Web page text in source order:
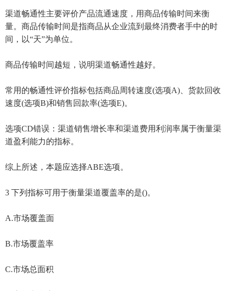
渠道畅通性主要评价产品流通速度，用商品传输时间来衡
量。商品传输时间是指商品从企业流到最终消费者手中的时
间，以“天”为单位。
商品传输时间越短，说明渠道畅通性越好。
常用的畅通性评价指标包括商品周转速度(选项A)、货款回收
速度(选项B)和销售回款率(选项E)。
选项CD错误：渠道销售增长率和渠道费用利润率属于衡量渠
道盈利能力的指标。
综上所述，本题应选择ABE选项。
3 下列指标可用于衡量渠道覆盖率的是()。
A.市场覆盖面
B.市场覆盖率
C.市场总面积